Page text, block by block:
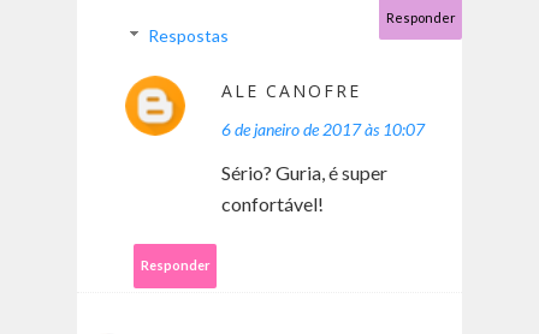
Responder
Respostas
ALE CANOFRE
6 de janeiro de 2017 às 10:07
Sério? Guria, é super
confortável!
Responder